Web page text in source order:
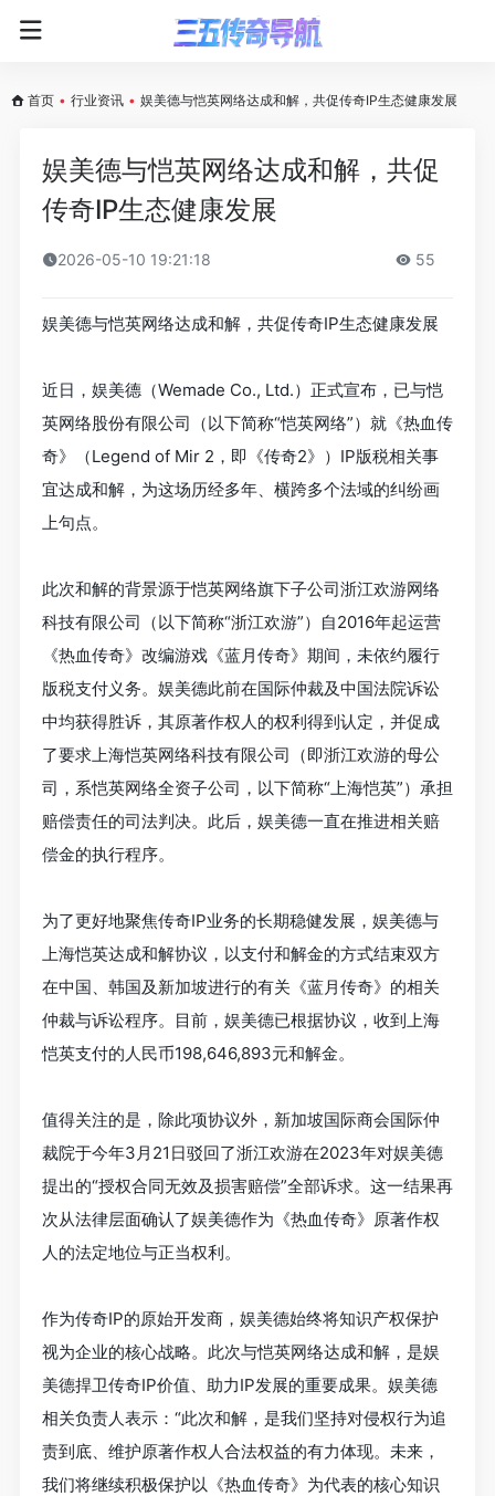
首页 • 行业资讯 • 娱美德与恺英网络达成和解，共促传奇IP生态健康发展
娱美德与恺英网络达成和解，共促
传奇IP生态健康发展
2026-05-10 19:21:18 55
娱美德与恺英网络达成和解，共促传奇IP生态健康发展
近日，娱美德（Wemade Co., Ltd.）正式宣布，已与恺
英网络股份有限公司（以下简称“恺英网络”）就《热血传
奇》（Legend of Mir 2，即《传奇2》）IP版税相关事
宜达成和解，为这场历经多年、横跨多个法域的纠纷画
上句点。
此次和解的背景源于恺英网络旗下子公司浙江欢游网络
科技有限公司（以下简称“浙江欢游”）自2016年起运营
《热血传奇》改编游戏《蓝月传奇》期间，未依约履行
版税支付义务。娱美德此前在国际仲裁及中国法院诉讼
中均获得胜诉，其原著作权人的权利得到认定，并促成
了要求上海恺英网络科技有限公司（即浙江欢游的母公
司，系恺英网络全资子公司，以下简称“上海恺英”）承担
赔偿责任的司法判决。此后，娱美德一直在推进相关赔
偿金的执行程序。
为了更好地聚焦传奇IP业务的长期稳健发展，娱美德与
上海恺英达成和解协议，以支付和解金的方式结束双方
在中国、韩国及新加坡进行的有关《蓝月传奇》的相关
仲裁与诉讼程序。目前，娱美德已根据协议，收到上海
恺英支付的人民币198,646,893元和解金。
值得关注的是，除此项协议外，新加坡国际商会国际仲
裁院于今年3月21日驳回了浙江欢游在2023年对娱美德
提出的“授权合同无效及损害赔偿”全部诉求。这一结果再
次从法律层面确认了娱美德作为《热血传奇》原著作权
人的法定地位与正当权利。
作为传奇IP的原始开发商，娱美德始终将知识产权保护
视为企业的核心战略。此次与恺英网络达成和解，是娱
美德捍卫传奇IP价值、助力IP发展的重要成果。娱美德
相关负责人表示：“此次和解，是我们坚持对侵权行为追
责到底、维护原著作权人合法权益的有力体现。未来，
我们将继续积极保护以《热血传奇》为代表的核心知识